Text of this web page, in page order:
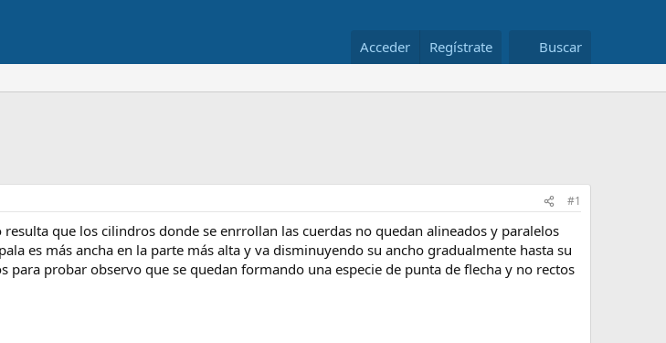
Acceder Regístrate Buscar
#1
que los cilindros donde se enrrollan las cuerdas no quedan alineados y paralelos
es más ancha en la parte más alta y va disminuyendo su ancho gradualmente hasta su
para probar observo que se quedan formando una especie de punta de flecha y no rectos